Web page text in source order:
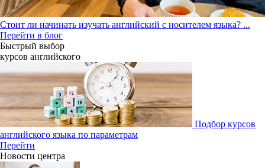
Стоит ли начинать изучать английский с носителем языка? ...
Перейти в блог
Быстрый выбор
курсов английcкого
Подбор курсов
английского языка по параметрам
Перейти
Новости центра